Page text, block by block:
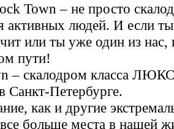
Town – не просто
активных людей. И если
или ты уже один из
пути!
– скалодром класса
Санкт-Петербурге.
как и другие
больше места в нашей